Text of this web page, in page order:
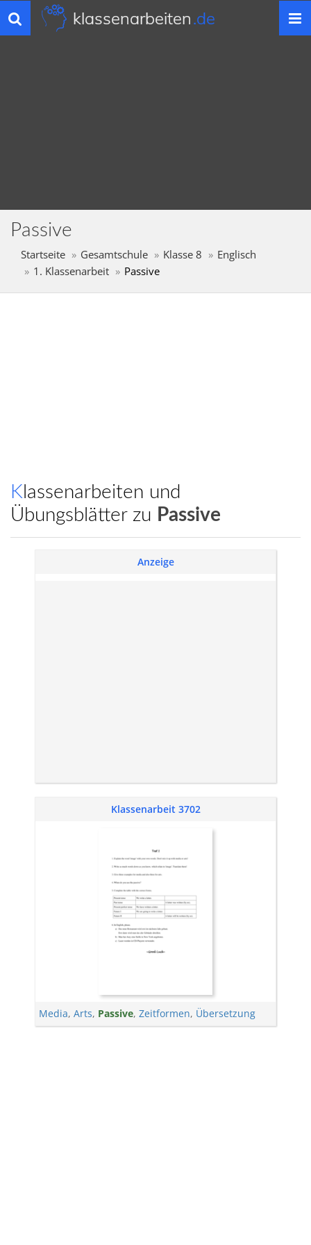
Toggle
navigation
klassenarbeiten.de
Passive
Startseite Gesamtschule Klasse 8
Englisch
1. Klassenarbeit
Passive
Klassenarbeiten und
Übungsblätter zu Passive
Anzeige
Klassenarbeit 3702
Media, Arts, Passive, Zeitformen, Übersetzung